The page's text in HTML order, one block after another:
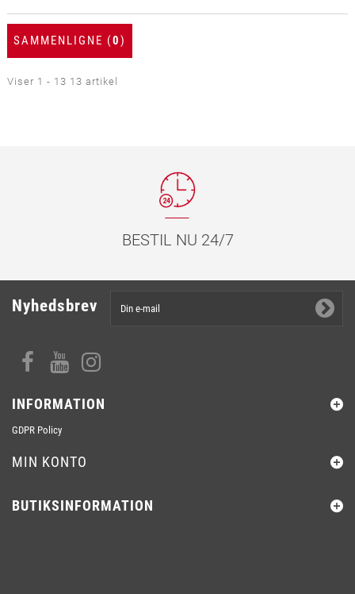
SAMMENLIGNE (0)
Viser 1 - 13 13 artikel
BESTIL NU 24/7
Nyhedsbrev
INFORMATION
GDPR Policy
MIN KONTO
BUTIKSINFORMATION